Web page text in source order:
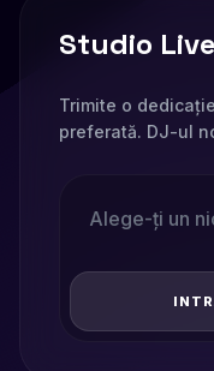
Studio
Trimite o
preferată. DJ-ul